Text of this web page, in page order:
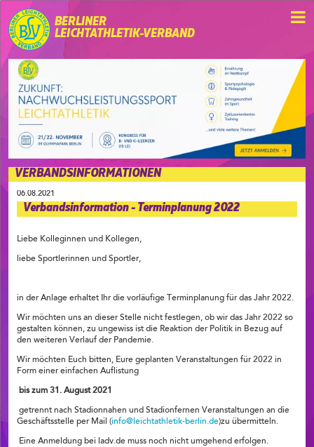
BERLINER
LEICHTATHLETIK-VERBAND
VERBANDSINFORMATIONEN
06.08.2021
Verbandsinformation - Terminplanung 2022
Liebe Kolleginnen und Kollegen,
liebe Sportlerinnen und Sportler,
in der Anlage erhaltet Ihr die vorläufige Terminplanung für das Jahr 2022.
Wir möchten uns an dieser Stelle nicht festlegen, ob wir das Jahr 2022 so
gestalten können, zu ungewiss ist die Reaktion der Politik in Bezug auf
den weiteren Verlauf der Pandemie.
Wir möchten Euch bitten, Eure geplanten Veranstaltungen für 2022 in
Form einer einfachen Auflistung
bis zum 31. August 2021
getrennt nach Stadionnahen und Stadionfernen Veranstaltungen an die
Geschäftsstelle per Mail (info@leichtathletik-berlin.de)zu übermitteln.
Eine Anmeldung bei ladv.de muss noch nicht umgehend erfolgen.